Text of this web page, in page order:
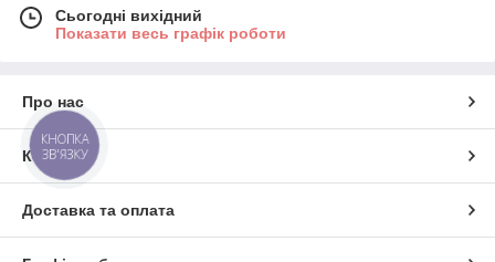
Сьогодні вихідний
Показати весь графік роботи
Про нас
Контакти
Доставка та оплата
КНОПКА
ЗВ'ЯЗКУ